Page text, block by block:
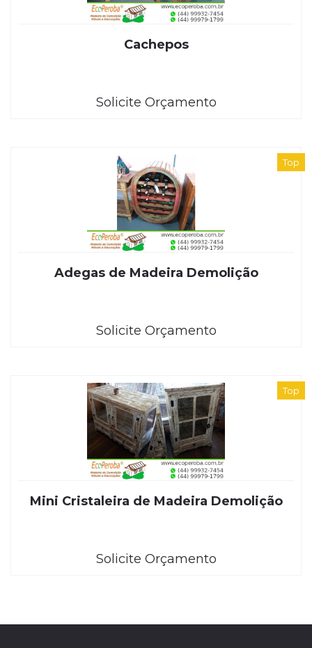
Cachepos
Solicite Orçamento
Adegas de Madeira Demolição
Solicite Orçamento
Top
Mini Cristaleira de Madeira Demolição
Solicite Orçamento
Top